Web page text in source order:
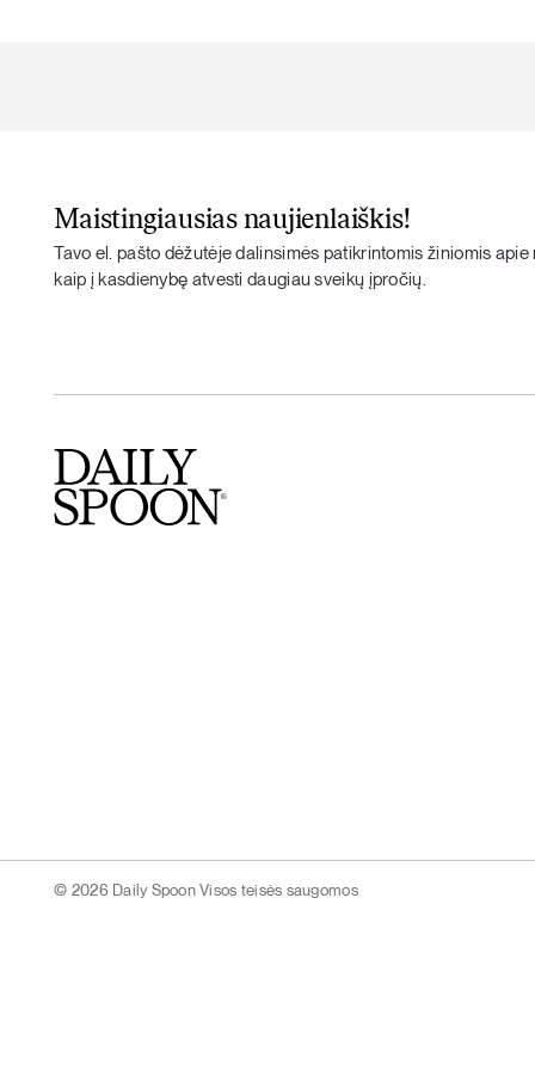
Maistingiausias naujienlaiškis!
Tavo el. pašto dėžutėje dalinsimės patikrintomis žiniomis
kaip į kasdienybę atvesti daugiau sveikų įpročių.
© 2026 Daily Spoon Visos teisės saugomos